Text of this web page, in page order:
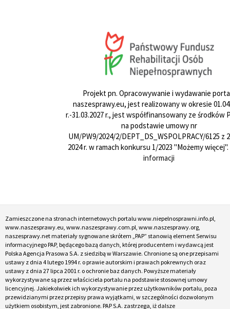
Projekt pn. Opracowywanie i wydawanie
naszesprawy.eu, jest realizowany w okresie
r.-31.03.2027 r., jest współfinansowany ze środków
na podstawie umowy nr
UM/PW9/2024/2/DEPT_DS_WSPOLPRACY/6125 z
2024 r. w ramach konkursu 1/2023 "Możemy więcej".
informacji
Zamieszczone na stronach internetowych portalu www.niepelnosprawni.info.pl,
www.naszesprawy.eu, www.naszesprawy.com.pl, www.naszesprawy.org,
naszesprawy.net materiały sygnowane skrótem „PAP” stanowią element Serwisu
informacyjnego PAP, będącego bazą danych, której producentem i wydawcą jest
Polska Agencja Prasowa S.A. z siedzibą w Warszawie. Chronione są one przepisami
ustawy z dnia 4 lutego 1994 r. o prawie autorskim i prawach pokrewnych oraz
ustawy z dnia 27 lipca 2001 r. o ochronie baz danych. Powyższe materiały
wykorzystywane są przez właściciela portalu na podstawie stosownej umowy
licencyjnej. Jakiekolwiek ich wykorzystywanie przez użytkowników portalu, poza
przewidzianymi przez przepisy prawa wyjątkami, w szczególności dozwolonym
użytkiem osobistym, jest zabronione. PAP S.A. zastrzega, iż dalsze